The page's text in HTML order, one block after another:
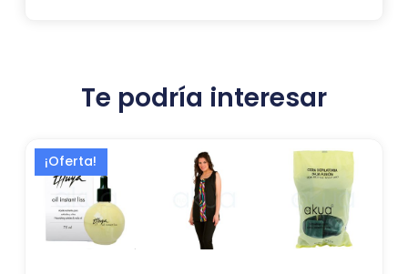
Te podría interesar
¡Oferta!
El
precio
original
era:
16,99 €.